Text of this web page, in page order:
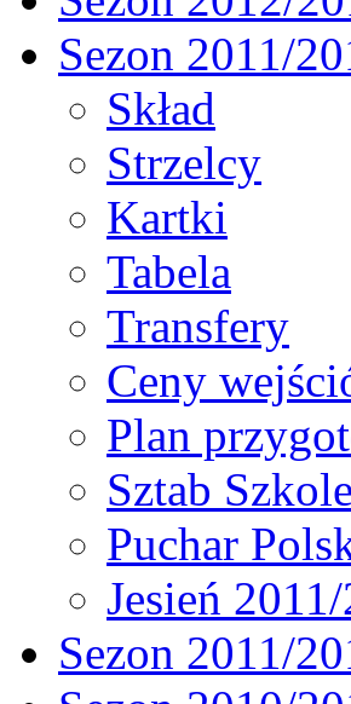
Sezon 2011/
Skład
Strzelcy
Kartki
Tabela
Transfery
Ceny
Plan
Sztab
Puchar
Jesień
Sezon 2011/